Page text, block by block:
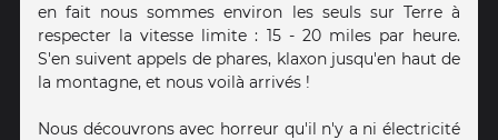
en fait nous sommes environ les seuls sur Terre à
respecter la vitesse limite : 15 - 20 miles par heure.
S'en suivent appels de phares, klaxon jusqu'en haut de
la montagne, et nous voilà arrivés !
Nous découvrons avec horreur qu'il n'y a ni électricité